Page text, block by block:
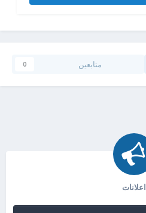
متابعين 0
اعلانات